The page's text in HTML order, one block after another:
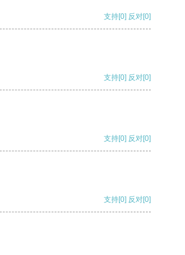
支持[0] 反对[0]
支持[0] 反对[0]
支持[0] 反对[0]
支持[0] 反对[0]